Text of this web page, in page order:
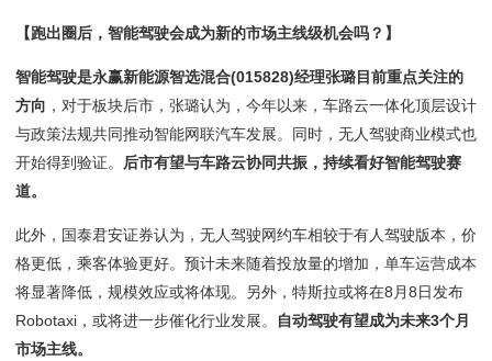
【跑出圈后，智能驾驶会成为新的市场主线级机会吗？】
智能驾驶是永赢新能源智选混合(015828)经理张璐目前重点关注的
方向 ，对于板块后市，张璐认为，今年以来，车路云一体化顶层设计
与政策法规共同推动智能网联汽车发展。同时，无人驾驶商业模式也
开始得到验证。
后市有望与车路云协同共振，持续看好智能驾驶赛
道。
此外，国泰君安证券认为，无人驾驶网约车相较于有人驾驶版本，价
格更低，乘客体验更好。预计未来随着投放量的增加，单车运营成本
将显著降低，规模效应或将体现。另外，特斯拉或将在8月8日发布
Robotaxi，或将进一步催化行业发展。
自动驾驶有望成为未来3个月
市场主线。